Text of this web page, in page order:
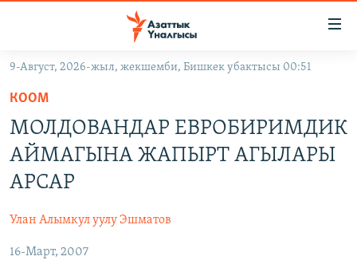
Навигацияга
өтүңүз
Издөөгө
салыңызКЫРГЫЗСТАН
САЯСАТ
МАДАНИЯТ
ДҮЙНӨ
ДҮЙНӨ
УКРАИНА
ТВ ПРОГРАММАЛАР
БҮГҮН АЗАТТЫКТА
ПОДКАСТ
9-Август, 2026-жыл, жекшемби, Бишкек убактысы 00:51
КООМ
МОЛДОВАНДАР ЕВРОБИРИМДИК
АЙМАГЫНА ЖАПЫРТ АГЫЛАРЫ
АРСАР
Улан Алымкул уулу Эшматов
16-Март, 2007